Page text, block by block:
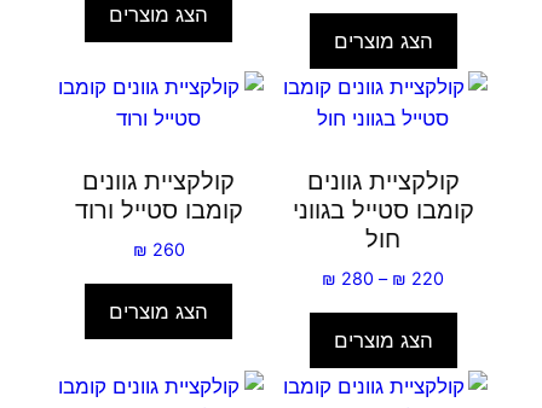
⁦₪ 260⁩
הצג מוצרים
הצג מוצרים
קולקציית גוונים
קומבו סטייל בגווני
חול
₪ 220
–
₪ 280
טווח
⁦₪ 280⁩
הצג מוצרים
קולקציית גוונים
קומבו סטייל ורוד
₪ 260
הצג מוצרים